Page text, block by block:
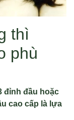
thì
phù
đỉnh đầu hoặc
cao cấp là lựa